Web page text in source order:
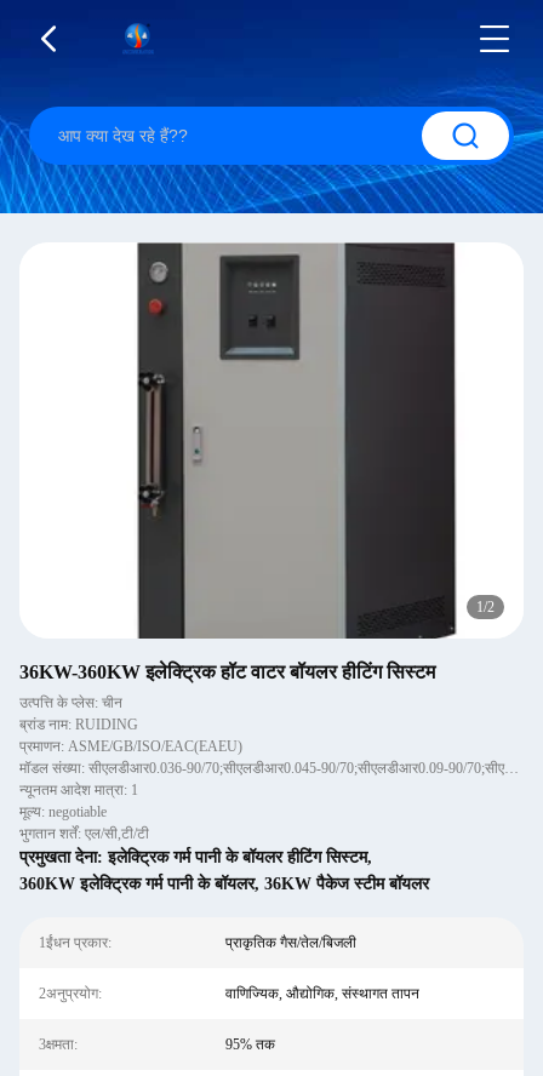
1/2
36KW-360KW इलेक्ट्रिक हॉट वाटर बॉयलर हीटिंग सिस्टम
उत्पत्ति के प्लेस: चीन
ब्रांड नाम: RUIDING
प्रमाणन: ASME/GB/ISO/EAC(EAEU)
मॉडल संख्या: सीएलडीआर0.036-90/70;सीएलडीआर0.045-90/70;सीएलडीआर0.09-90/70;सीएलडीआर0.108-90/70;सीएलडीआर0.15-90/70;सी
न्यूनतम आदेश मात्रा: 1
मूल्य: negotiable
भुगतान शर्तें: एल/सी,टी/टी
प्रमुखता देना:इलेक्ट्रिक गर्म पानी के बॉयलर हीटिंग सिस्टम,
360KW इलेक्ट्रिक गर्म पानी के बॉयलर, 36KW पैकेज स्टीम बॉयलर
1ईंधन प्रकार: प्राकृतिक गैस/तेल/बिजली
2अनुप्रयोग: वाणिज्यिक, औद्योगिक, संस्थागत तापन
3क्षमता: 95% तक